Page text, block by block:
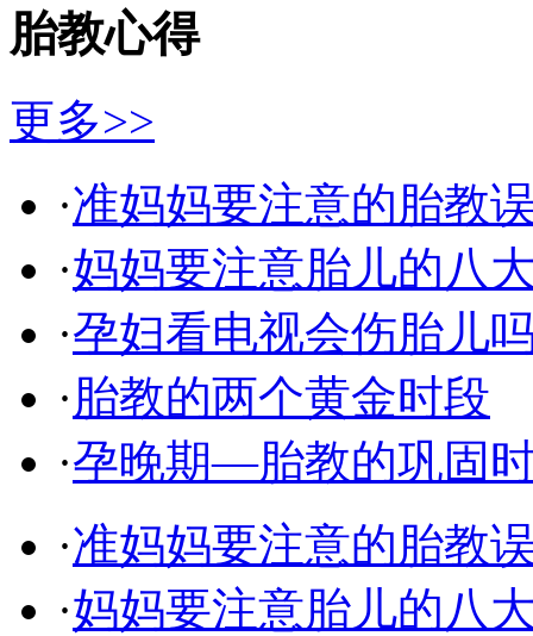
胎教心得
更多>>
·准妈妈要注意的胎教
·妈妈要注意胎儿的八
·孕妇看电视会伤胎儿
·胎教的两个黄金时段
·孕晚期—胎教的巩固
·准妈妈要注意的胎教
·妈妈要注意胎儿的八